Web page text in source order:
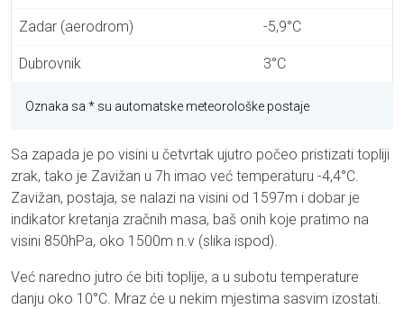
Zadar (aerodrom) -5,9°C
Dubrovnik 3°C
Oznaka sa * su automatske meteorološke postaje
Sa zapada je po visini u četvrtak ujutro počeo pristizati topliji
zrak, tako je Zavižan u 7h imao već temperaturu -4,4°C.
Zavižan, postaja, se nalazi na visini od 1597m i dobar je
indikator kretanja zračnih masa, baš onih koje pratimo na
visini 850hPa, oko 1500m n.v (slika ispod).
Već naredno jutro će biti toplije, a u subotu temperature
danju oko 10°C. Mraz će u nekim mjestima sasvim izostati.